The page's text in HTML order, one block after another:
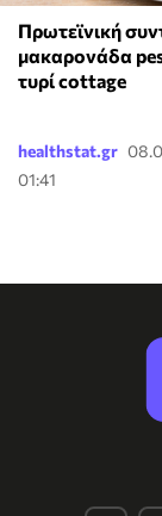
Πρωτεϊνική
μακαρονάδα
τυρί cottage
healthstat.gr
01:41